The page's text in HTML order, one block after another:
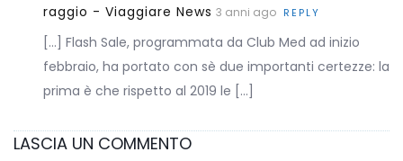
raggio - Viaggiare News 3 anni ago REPLY
[…] Flash Sale, programmata da Club Med ad inizio
febbraio, ha portato con sè due importanti certezze: la
prima è che rispetto al 2019 le […]
LASCIA UN COMMENTO